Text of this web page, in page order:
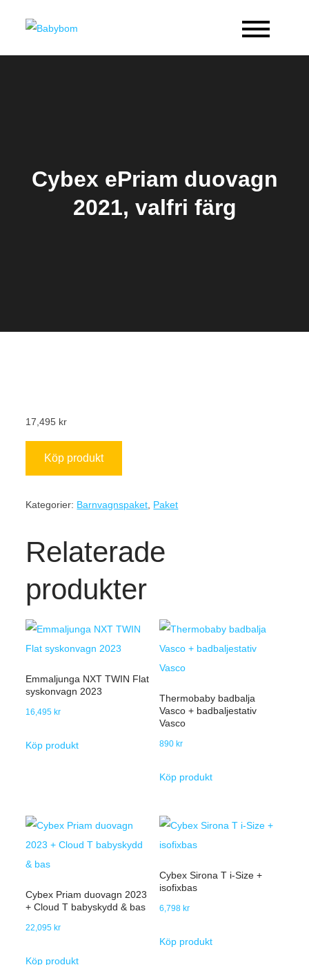
Cybex ePriam duovagn
2021, valfri färg
17,495 kr
Köp produkt
Kategorier: Barnvagnspaket Paket
Relaterade
produkter
Emmaljunga NXT TWIN Flat
syskonvagn 2023
16,495 kr
Köp produkt
Thermobaby badbalja
Vasco + badbaljestativ
Vasco
890 kr
Köp produkt
Cybex Priam duovagn 2023
+ Cloud T babyskydd & bas
22,095kr
Köp produkt
Cybex Sirona T i-Size +
isofixbas
6,798kr
Köp produkt